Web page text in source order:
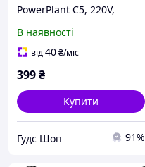
PowerPlant C5, 220V,
В наявності
від40₴/міс
399₴
Купити
Гудс Шоп 91%